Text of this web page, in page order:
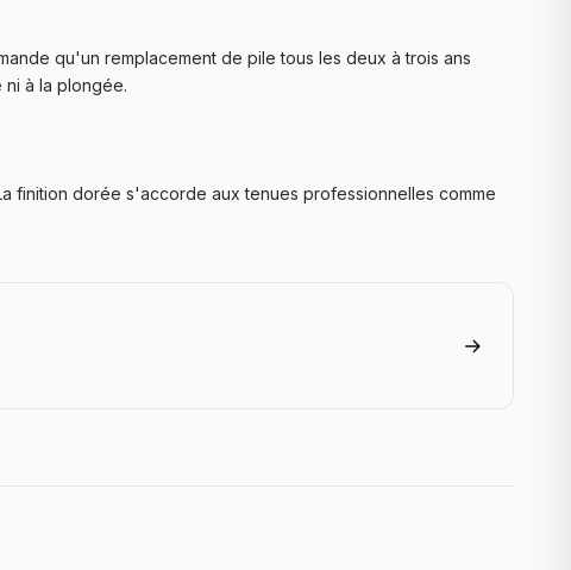
qu'un remplacement de pile tous les deux à trois ans
à la plongée.
finition dorée s'accorde aux tenues professionnelles comme